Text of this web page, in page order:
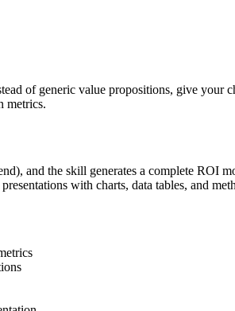
of generic value propositions, give your
metrics.
and the skill generates a complete ROI
with charts, data tables, and